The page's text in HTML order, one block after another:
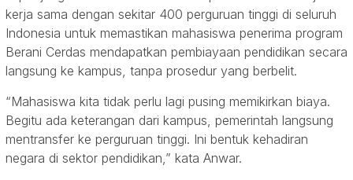
kerja sama dengan sekitar 400 perguruan tinggi di seluruh
Indonesia untuk memastikan mahasiswa penerima program
Berani Cerdas mendapatkan pembiayaan pendidikan secara
langsung ke kampus, tanpa prosedur yang berbelit.
“Mahasiswa kita tidak perlu lagi pusing memikirkan biaya.
Begitu ada keterangan dari kampus, pemerintah langsung
mentransfer ke perguruan tinggi. Ini bentuk kehadiran
negara di sektor pendidikan,” kata Anwar.